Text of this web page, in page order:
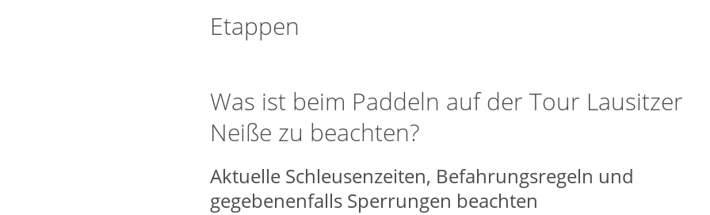
Etappen
Was ist beim Paddeln auf der Tour Lausitzer
Neiße zu beachten?
Aktuelle Schleusenzeiten, Befahrungsregeln und
gegebenenfalls Sperrungen beachten